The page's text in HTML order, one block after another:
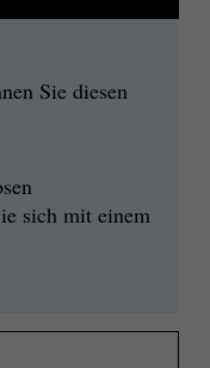
Sie diesen
sich mit einem